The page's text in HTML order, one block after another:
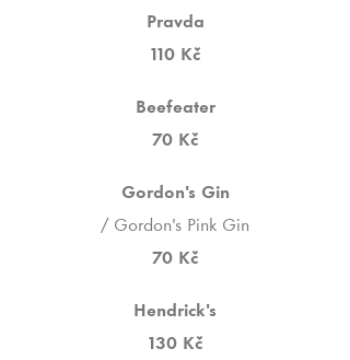
Pravda
110 Kč
Beefeater
70 Kč
Gordon's Gin
/ Gordon's Pink Gin
70 Kč
Hendrick's
130 Kč